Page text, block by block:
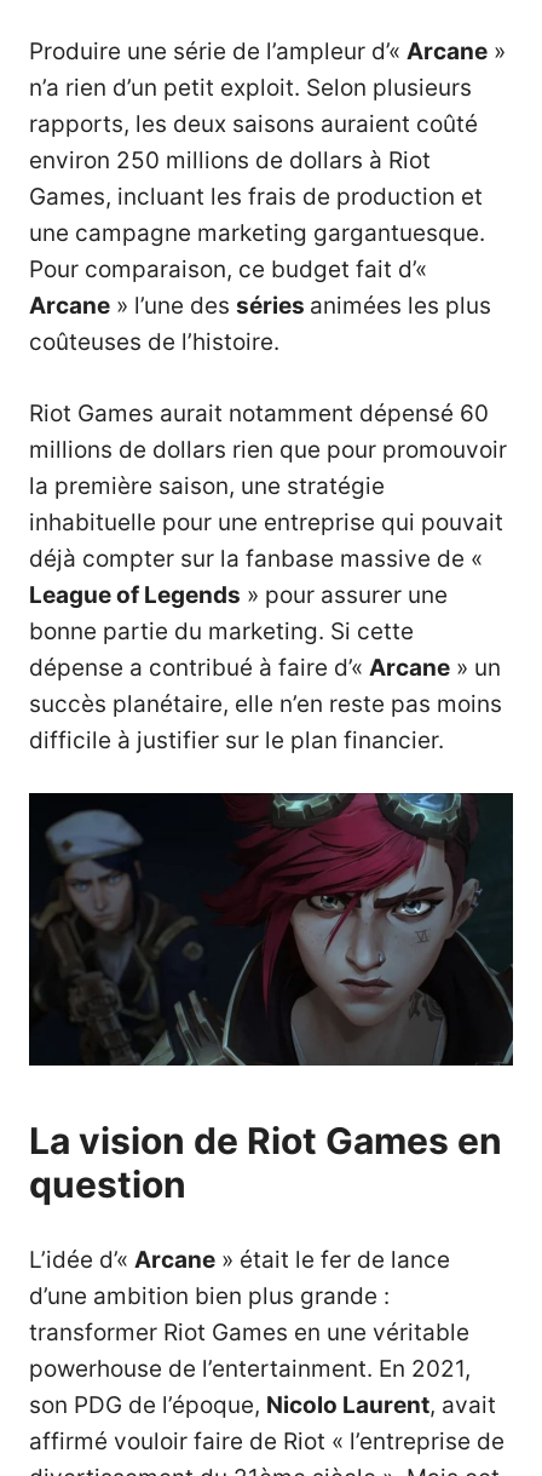
Produire une série de l’ampleur d’« Arcane »
n’a rien d’un petit exploit. Selon plusieurs
rapports, les deux saisons auraient coûté
environ 250 millions de dollars à Riot
Games, incluant les frais de production et
une campagne marketing gargantuesque.
Pour comparaison, ce budget fait d’«
Arcane » l’une des séries animées les plus
coûteuses de l’histoire.
Riot Games aurait notamment dépensé 60
millions de dollars rien que pour promouvoir
la première saison, une stratégie
inhabituelle pour une entreprise qui pouvait
déjà compter sur la fanbase massive de «
League of Legends » pour assurer une
bonne partie du marketing. Si cette
dépense a contribué à faire d’« Arcane » un
succès planétaire, elle n’en reste pas moins
difficile à justifier sur le plan financier.
La vision de Riot Games en
question
L’idée d’« Arcane » était le fer de lance
d’une ambition bien plus grande :
transformer Riot Games en une véritable
powerhouse de l’entertainment. En 2021,
son PDG de l’époque, Nicolo Laurent, avait
affirmé vouloir faire de Riot « l’entreprise de